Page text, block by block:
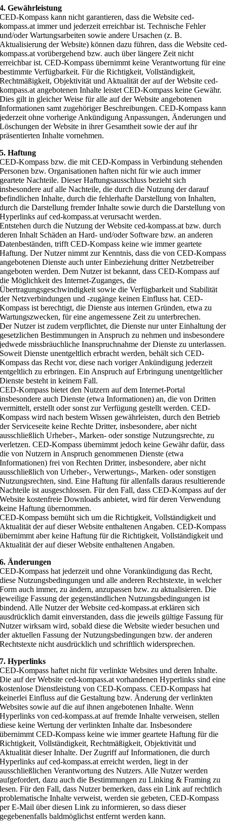
4. Gewährleistung
CED-Kompass kann nicht garantieren, dass die Website ced-
kompass.at immer und jederzeit erreichbar ist. Technische Fehler
und/oder Wartungsarbeiten sowie andere Ursachen (z. B.
Aktualisierung der Website) können dazu führen, dass die Website ced-
kompass.at vorübergehend bzw. auch über längere Zeit nicht
erreichbar ist. CED-Kompass übernimmt keine Verantwortung für eine
bestimmte Verfügbarkeit. Für die Richtigkeit, Vollständigkeit,
Rechtmäßigkeit, Objektivität und Aktualität der auf der Website ced-
kompass.at angebotenen Inhalte leistet CED-Kompass keine Gewähr.
Dies gilt in gleicher Weise für alle auf der Website angebotenen
Informationen samt zugehöriger Beschreibungen. CED-Kompass kann
jederzeit ohne vorherige Ankündigung Anpassungen, Änderungen und
Löschungen der Website in ihrer Gesamtheit sowie der auf ihr
präsentierten Inhalte vornehmen.
5. Haftung
CED-Kompass bzw. die mit CED-Kompass in Verbindung stehenden
Personen bzw. Organisationen haften nicht für wie auch immer
geartete Nachteile. Dieser Haftungsausschluss bezieht sich
insbesondere auf alle Nachteile, die durch die Nutzung der darauf
befindlichen Inhalte, durch die fehlerhafte Darstellung von Inhalten,
durch die Darstellung fremder Inhalte sowie durch die Darstellung von
Hyperlinks auf ced-kompass.at verursacht werden.
Entstehen durch die Nutzung der Website ced-kompass.at bzw. durch
deren Inhalt Schäden an Hard- und/oder Software bzw. an anderen
Datenbeständen, trifft CED-Kompass keine wie immer geartete
Haftung. Der Nutzer nimmt zur Kenntnis, dass die von CED-Kompass
angebotenen Dienste auch unter Einbeziehung dritter Netzbetreiber
angeboten werden. Dem Nutzer ist bekannt, dass CED-Kompass auf
die Möglichkeit des Internet-Zuganges, die
Übertragungsgeschwindigkeit sowie die Verfügbarkeit und Stabilität
der Netzverbindungen und -zugänge keinen Einfluss hat. CED-
Kompass ist berechtigt, die Dienste aus internen Gründen, etwa zu
Wartungszwecken, für eine angemessene Zeit zu unterbrechen.
Der Nutzer ist zudem verpflichtet, die Dienste nur unter Einhaltung der
gesetzlichen Bestimmungen in Anspruch zu nehmen und insbesondere
jedwede missbräuchliche Inanspruchnahme der Dienste zu unterlassen.
Soweit Dienste unentgeltlich erbracht werden, behält sich CED-
Kompass das Recht vor, diese nach voriger Ankündigung jederzeit
entgeltlich zu erbringen. Ein Anspruch auf Erbringung unentgeltlicher
Dienste besteht in keinem Fall.
CED-Kompass bietet den Nutzern auf dem Internet-Portal
insbesondere auch Dienste (etwa Informationen) an, die von Dritten
vermittelt, erstellt oder sonst zur Verfügung gestellt werden. CED-
Kompass wird nach bestem Wissen gewährleisten, durch den Betrieb
der Serviceseite keine Rechte Dritter, insbesondere, aber nicht
ausschließlich Urheber-, Marken- oder sonstige Nutzungsrechte, zu
verletzen. CED-Kompass übernimmt jedoch keine Gewähr dafür, dass
die von Nutzern in Anspruch genommenen Dienste (etwa
Informationen) frei von Rechten Dritter, insbesondere, aber nicht
ausschließlich von Urheber-, Verwertungs-, Marken- oder sonstigen
Nutzungsrechten, sind. Eine Haftung für allenfalls daraus resultierende
Nachteile ist ausgeschlossen. Für den Fall, dass CED-Kompass auf der
Website kostenfreie Downloads anbietet, wird für deren Verwendung
keine Haftung übernommen.
CED-Kompass bemüht sich um die Richtigkeit, Vollständigkeit und
Aktualität der auf dieser Website enthaltenen Angaben. CED-Kompass
übernimmt aber keine Haftung für die Richtigkeit, Vollständigkeit und
Aktualität der auf dieser Website enthaltenen Angaben.
6. Änderungen
CED-Kompass hat jederzeit und ohne Vorankündigung das Recht,
diese Nutzungsbedingungen und alle anderen Rechtstexte, in welcher
Form auch immer, zu ändern, anzupassen bzw. zu aktualisieren. Die
jeweilige Fassung der gegenständlichen Nutzungsbedingungen ist
bindend. Alle Nutzer der Website ced-kompass.at erklären sich
ausdrücklich damit einverstanden, dass die jeweils gültige Fassung für
Nutzer wirksam wird, sobald diese die Website wieder besuchen und
der aktuellen Fassung der Nutzungsbedingungen bzw. der anderen
Rechtstexte nicht ausdrücklich und schriftlich widersprechen.
7. Hyperlinks
CED-Kompass haftet nicht für verlinkte Websites und deren Inhalte.
Die auf der Website ced-kompass.at vorhandenen Hyperlinks sind eine
kostenlose Dienstleistung von CED-Kompass. CED-Kompass hat
keinerlei Einfluss auf die Gestaltung bzw. Änderung der verlinkten
Websites sowie auf die auf ihnen angebotenen Inhalte. Wenn
Hyperlinks von ced-kompass.at auf fremde Inhalte verweisen, stellen
diese keine Wertung der verlinkten Inhalte dar. Insbesondere
übernimmt CED-Kompass keine wie immer geartete Haftung für die
Richtigkeit, Vollständigkeit, Rechtmäßigkeit, Objektivität und
Aktualität dieser Inhalte. Der Zugriff auf Informationen, die durch
Hyperlinks auf ced-kompass.at erreicht werden, liegt in der
ausschließlichen Verantwortung des Nutzers. Alle Nutzer werden
aufgefordert, dazu auch die Bestimmungen zu Linking & Framing zu
lesen. Für den Fall, dass Nutzer bemerken, dass ein Link auf rechtlich
problematische Inhalte verweist, werden sie gebeten, CED-Kompass
per E-Mail über diesen Link zu informieren, so dass dieser
gegebenenfalls baldmöglichst entfernt werden kann.